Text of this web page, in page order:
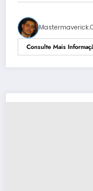
Consulte Mais